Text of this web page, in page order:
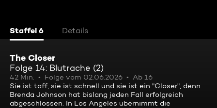
Staffel 6 Details
The Closer
Folge 14: Blutrache (2)
42 Min. Folge vom 02.06.2026
Ab 16
Sie ist taff, sie ist schnell und sie ist ein "Closer", denn
Brenda Johnson hat bislang jeden Fall erfolgreich
abgeschlossen. In Los Angeles übernimmt die